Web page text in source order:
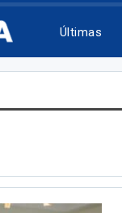
Últimas